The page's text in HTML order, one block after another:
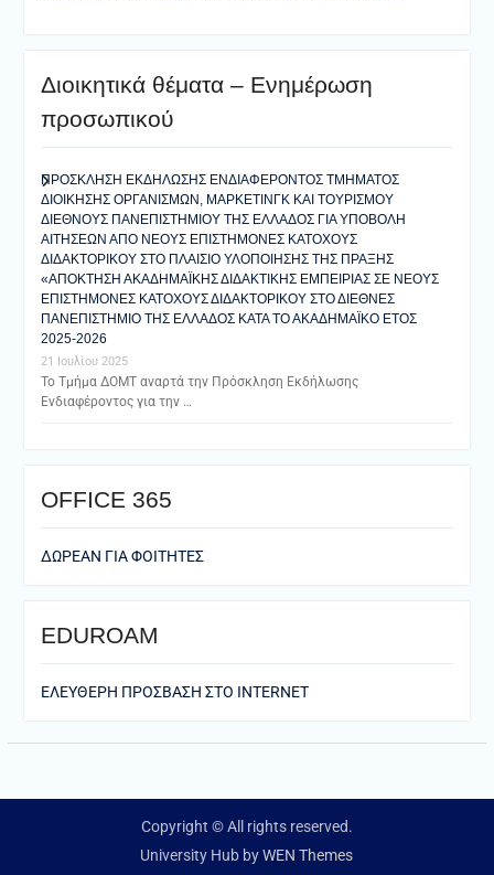
Διοικητικά θέματα – Ενημέρωση
προσωπικού
ΠΡΟΣΚΛΗΣΗ ΕΚΔΗΛΩΣΗΣ ΕΝΔΙΑΦΕΡΟΝΤΟΣ ΤΜΗΜΑΤΟΣ
ΔΙΟΙΚΗΣΗΣ ΟΡΓΑΝΙΣΜΩΝ, ΜΑΡΚΕΤΙΝΓΚ ΚΑΙ ΤΟΥΡΙΣΜΟΥ
ΔΙΕΘΝΟΥΣ ΠΑΝΕΠΙΣΤΗΜΙΟΥ ΤΗΣ ΕΛΛΑΔΟΣ ΓΙΑ ΥΠΟΒΟΛΗ
ΑΙΤΗΣΕΩΝ ΑΠΟ ΝΕΟΥΣ ΕΠΙΣΤΗΜΟΝΕΣ ΚΑΤΟΧΟΥΣ
ΔΙΔΑΚΤΟΡΙΚΟΥ ΣΤΟ ΠΛΑΙΣΙΟ ΥΛΟΠΟΙΗΣΗΣ ΤΗΣ ΠΡΑΞΗΣ
«ΑΠΟΚΤΗΣΗ ΑΚΑΔΗΜΑΪΚΗΣ ΔΙΔΑΚΤΙΚΗΣ ΕΜΠΕΙΡΙΑΣ ΣΕ ΝΕΟΥΣ
ΕΠΙΣΤΗΜΟΝΕΣ ΚΑΤΟΧΟΥΣ ΔΙΔΑΚΤΟΡΙΚΟΥ ΣΤΟ ΔΙΕΘΝΕΣ
ΠΑΝΕΠΙΣΤΗΜΙΟ ΤΗΣ ΕΛΛΑΔΟΣ ΚΑΤΑ ΤΟ ΑΚΑΔΗΜΑΪΚΟ ΕΤΟΣ
2025-2026
21 Ιουλίου 2025
Το Τμήμα ΔΟΜΤ αναρτά την Πρόσκληση Εκδήλωσης
Ενδιαφέροντος για την …
ΟFFICE 365
ΔΩΡΕΑΝ ΓΙΑ ΦΟΙΤΗΤΕΣ
EDUROAM
ΕΛΕΥΘΕΡΗ ΠΡΟΣΒΑΣΗ ΣΤΟ ΙΝΤΕRNET
Copyright © All rights reserved.
University Hub byWEN Themes